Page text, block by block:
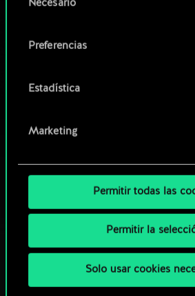
Encontrarás todos los detalles
preferencias al respecto en el
deNecesario
Preferencias
Estadística
Marketing
Permitir todas las
Permitir la
Solo usar cookies
¿QUÉ TAL UNA